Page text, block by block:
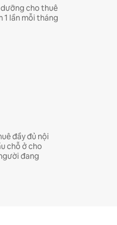
cho thuê
1 lần mỗi tháng
đầy đủ nội
chỗ ở cho
đang